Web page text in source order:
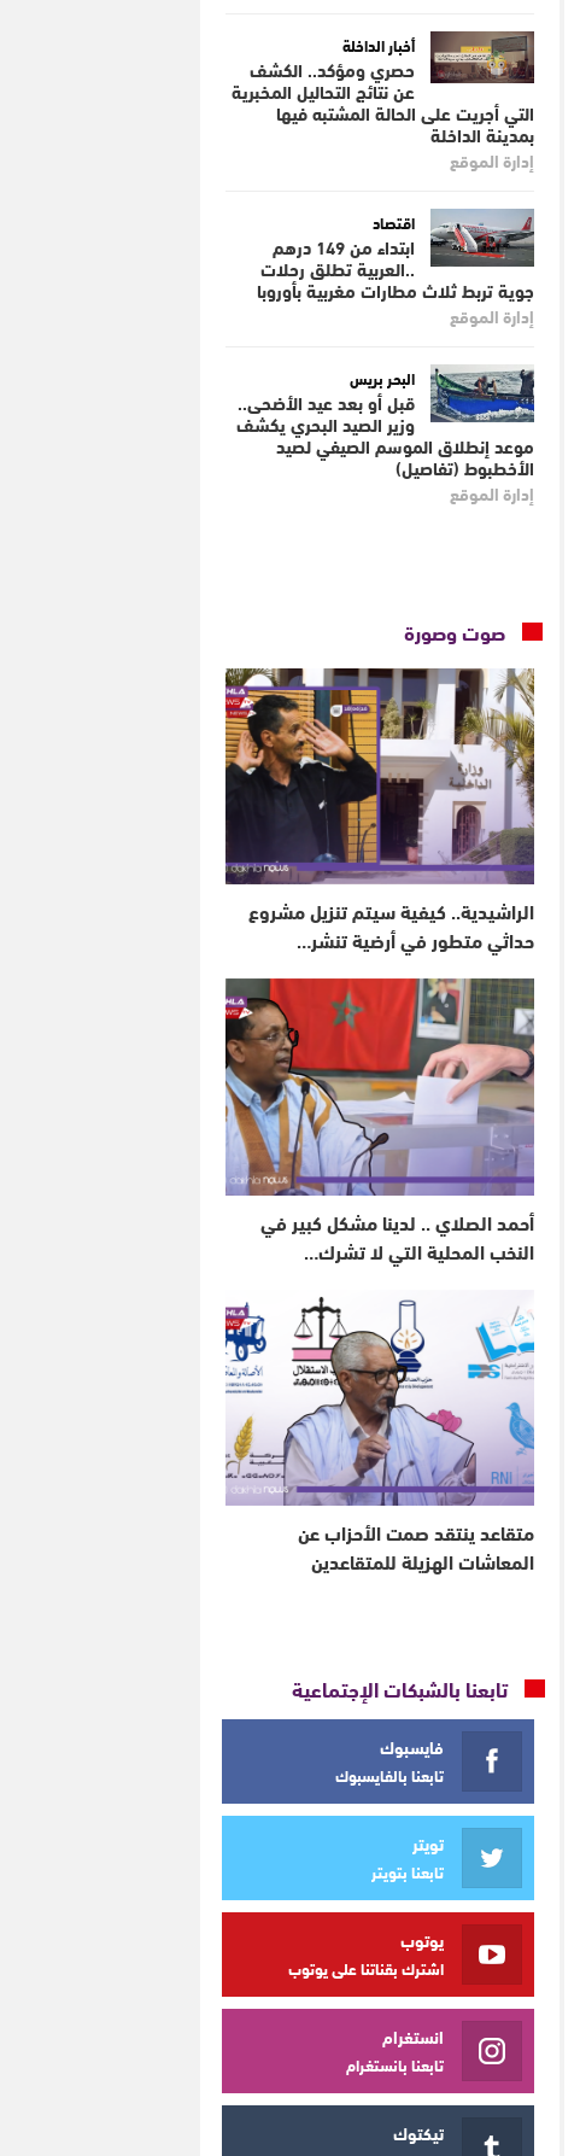
أخبار الداخلة
حصري ومؤكد.. الكشف
عن نتائج التحاليل المخبرية
التي أجريت على الحالة المشتبه فيها
بمدينة الداخلة
إدارة الموقع
اقتصاد
ابتداء من 149 درهم
..العربية تطلق رحلات
جوية تربط ثلاث مطارات مغربية بأوروبا
إدارة الموقع
البحر بريس
قبل أو بعد عيد الأضحى..
وزير الصيد البحري يكشف
موعد إنطلاق الموسم الصيفي لصيد
الأخطبوط (تفاصيل)
إدارة الموقع
صوت وصورة
الراشيدية.. كيفية سيتم تنزيل مشروع
حداثي متطور في أرضية تنشر…
أحمد الصلاي .. لدينا مشكل كبير في
النخب المحلية التي لا تشرك…
متقاعد ينتقد صمت الأحزاب عن
المعاشات الهزيلة للمتقاعدين
تابعنا بالشبكات الإجتماعية
فايسبوك
تابعنا بالفايسبوك
تويتر
تابعنا بتويتر
يوتوب
اشترك بقناتنا على يوتوب
انستغرام
تابعنا بانستغرام
تيكتوك